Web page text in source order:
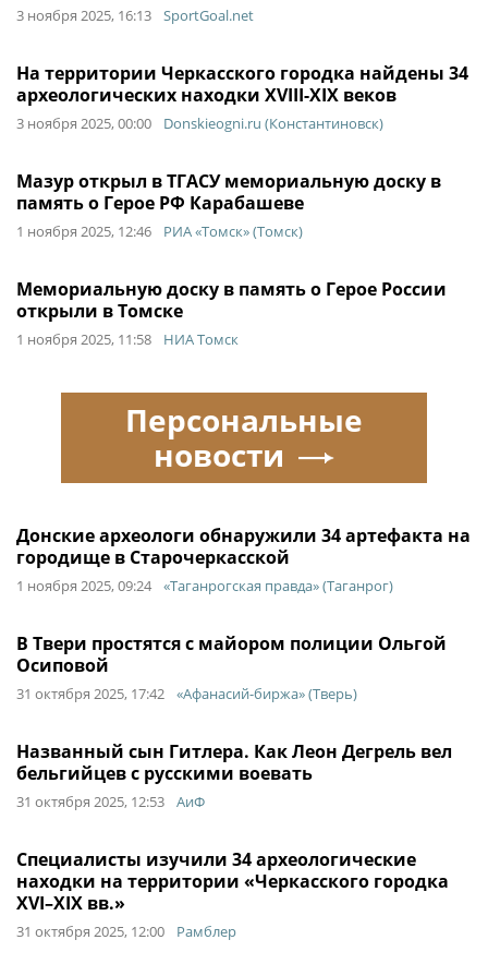
3 ноября 2025, 16:13 SportGoal.net
На территории Черкасского городка найдены 34
археологических находки XVIII-XIX веков
3 ноября 2025, 00:00 Donskieogni.ru (Константиновск)
Мазур открыл в ТГАСУ мемориальную доску в
память о Герое РФ Карабашеве
1 ноября 2025, 12:46 РИА «Томск» (Томск)
Мемориальную доску в память о Герое России
открыли в Томске
1 ноября 2025, 11:58 НИА Томск
Донские археологи обнаружили 34 артефакта на
городище в Старочеркасской
1 ноября 2025, 09:24 «Таганрогская правда» (Таганрог)
В Твери простятся с майором полиции Ольгой
Осиповой
31 октября 2025, 17:42 «Афанасий-биржа» (Тверь)
Названный сын Гитлера. Как Леон Дегрель вел
бельгийцев с русскими воевать
31 октября 2025, 12:53 АиФ
Специалисты изучили 34 археологические
находки на территории «Черкасского городка
XVI–XIX вв.»
31 октября 2025, 12:00 Рамблер
Персональные
новости